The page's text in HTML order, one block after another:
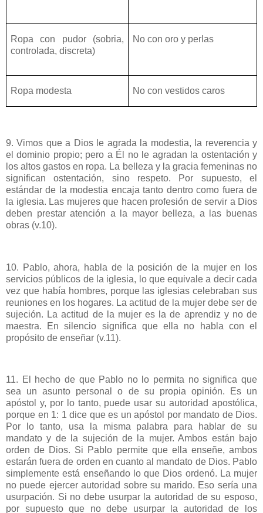
Ropa con pudor (sobria,
controlada, discreta)
No con oro y perlas
Ropa modesta No con vestidos caros
9. Vimos que a Dios le agrada la modestia, la reverencia y
el dominio propio; pero a Él no le agradan la ostentación y
los altos gastos en ropa. La belleza y la gracia femeninas no
significan ostentación, sino respeto. Por supuesto, el
estándar de la modestia encaja tanto dentro como fuera de
la iglesia. Las mujeres que hacen profesión de servir a Dios
deben prestar atención a la mayor belleza, a las buenas
obras (v.10).
10. Pablo, ahora, habla de la posición de la mujer en los
servicios públicos de la iglesia, lo que equivale a decir cada
vez que había hombres, porque las iglesias celebraban sus
reuniones en los hogares. La actitud de la mujer debe ser de
sujeción. La actitud de la mujer es la de aprendiz y no de
maestra. En silencio significa que ella no habla con el
propósito de enseñar (v.11).
11. El hecho de que Pablo no lo permita no significa que
sea un asunto personal o de su propia opinión. Es un
apóstol y, por lo tanto, puede usar su autoridad apostólica,
porque en 1: 1 dice que es un apóstol por mandato de Dios.
Por lo tanto, usa la misma palabra para hablar de su
mandato y de la sujeción de la mujer. Ambos están bajo
orden de Dios. Si Pablo permite que ella enseñe, ambos
estarán fuera de orden en cuanto al mandato de Dios. Pablo
simplemente está enseñando lo que Dios ordenó. La mujer
no puede ejercer autoridad sobre su marido. Eso sería una
usurpación. Si no debe usurpar la autoridad de su esposo,
por supuesto que no debe usurpar la autoridad de los